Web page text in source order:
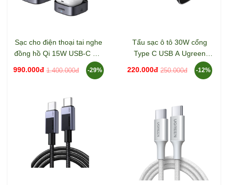
Sạc cho điện thoại tai nghe
đồng hồ Qi 15W USB-C PD
Ugreen 35316 W702
990.000đ 1.400.000đ -29%
Tẩu sạc ô tô 30W cổng
Type C USB A Ugreen
220.000đ 250.000đ -12%